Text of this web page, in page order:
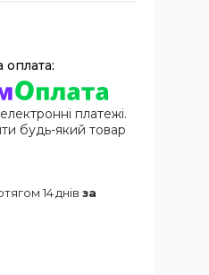
платежі.
будь-який товар
14 днів за